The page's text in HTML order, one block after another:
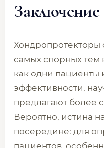
Заключение
Хондропротекторы
самых спорных тем
как одни пациенты
эффективности,
предлагают более
Вероятно, истина
посередине: для
пациентов,